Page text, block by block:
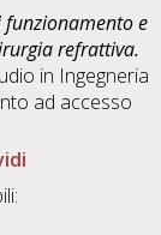
funzionamento e
refrattiva.
in Ingegneria
ad accesso